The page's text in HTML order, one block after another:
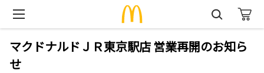
マクドナルドＪＲ東京駅店 営業再開のお知ら
せ